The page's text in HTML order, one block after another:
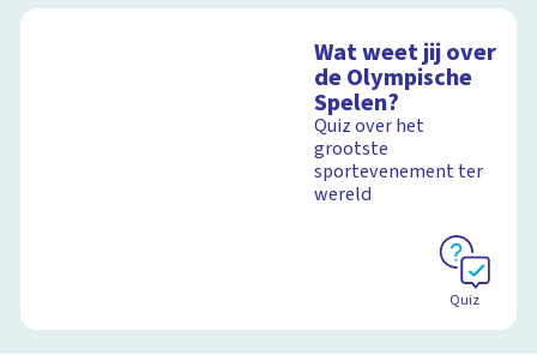
Wat weet jij over
de Olympische
Spelen?
Quiz over het
grootste
sportevenement ter
wereld
Quiz